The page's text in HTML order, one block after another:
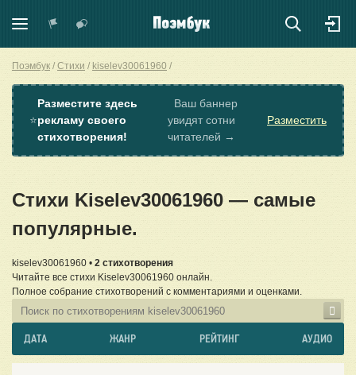
Поэмбук Стихи kiselev30061960
⭐
Разместите здесь
рекламу своего
стихотворения!
Ваш баннер
увидят сотни
читателей →
Разместить
Стихи Kiselev30061960 — самые
популярные.
kiselev30061960 • 2 стихотворения
Читайте все стихи Kiselev30061960 онлайн.
Полное собрание стихотворений с комментариями и оценками.
ДАТА ЖАНР РЕЙТИНГ АУДИО